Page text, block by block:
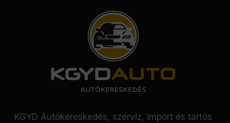
KGYD Autókereskedés, szerviz, import és tartós